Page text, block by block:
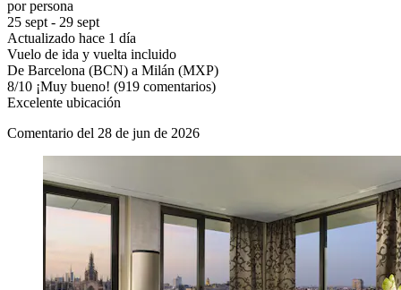
por persona
25 sept - 29 sept
Actualizado hace 1 día
Vuelo de ida y vuelta incluido
De Barcelona (BCN) a Milán (MXP)
8/10 ¡Muy bueno! (919 comentarios)
Excelente ubicación
Comentario del 28 de jun de 2026